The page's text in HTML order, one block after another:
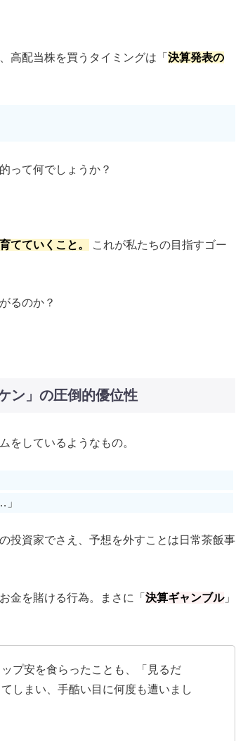
高配当株を買うタイミングは「 決算発表の
って何でしょうか？
てていくこと。
これが私たちの目指すゴー
るのか？
ン」の圧倒的優位性
をしているようなもの。
投資家でさえ、予想を外すことは日常茶飯事
金を賭ける行為。まさに「 決算ギャンブル」
プ安を食らったことも、「見るだ
しまい、手酷い目に何度も遭いまし